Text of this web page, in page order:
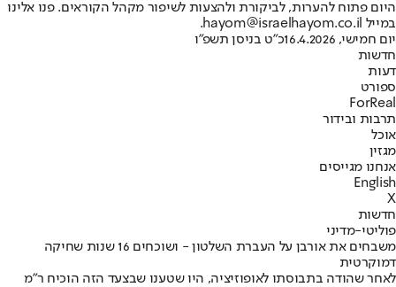
היום פתוח להערות, לביקורת ולהצעות לשיפור מקהל הקוראים. פנו אלינו
במייל hayom@israelhayom.co.il.
יום חמישי, 16.4.2026
כ"ט בניסן תשפ"ו
חדשות
דעות
ספורט
ForReal
תרבות ובידור
אוכל
מגזין
אנחנו מגייסים
English
X
חדשות
פוליטי-מדיני
משבחים את אורבן על העברת השלטון - ושוכחים 16 שנות שחיקה
דמוקרטית
לאחר שהודה בתבוסתו לאופוזיציה, היו שטענו שבצעד הזה הוכיח ר"מ